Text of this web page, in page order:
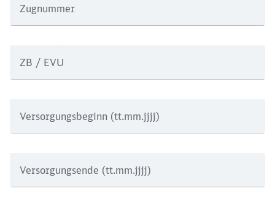
Zugnummer
ZB / EVU
Versorgungsbeginn (tt.mm.jjjj)
Versorgungsende (tt.mm.jjjj)